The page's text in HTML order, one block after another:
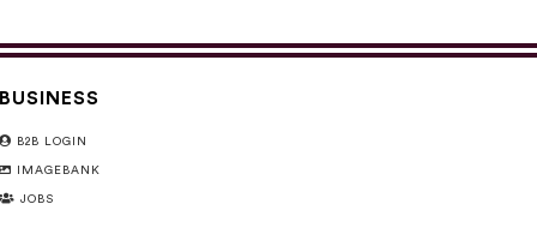
BUSINESS
B2B LOGIN
IMAGEBANK
JOBS